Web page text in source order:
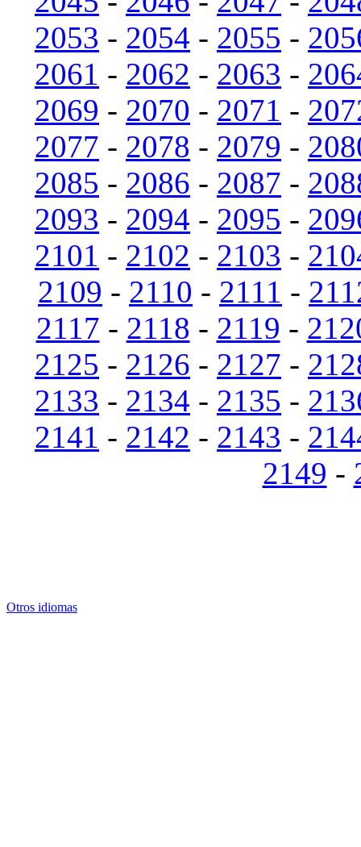
2053 - 2054 - 2055 -
2061 - 2062 - 2063 -
2069 - 2070 - 2071 -
2077 - 2078 - 2079 -
2085 - 2086 - 2087 -
2093 - 2094 - 2095 -
2101 - 2102 - 2103 -
2109 - 2110 - 2111 -
2117 - 2118 - 2119 -
2125 - 2126 - 2127 -
2133 - 2134 - 2135 -
2141 - 2142 - 2143 -
2149 -
Otros idiomas